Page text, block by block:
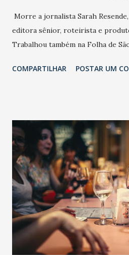
Morre a jornalista Sarah
editora sênior, roteirista e
Trabalhou também na Folha de
COMPARTILHAR POSTAR UM